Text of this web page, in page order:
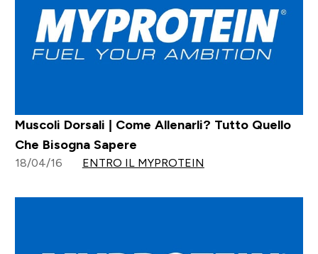
Muscoli Dorsali | Come Allenarli? Tutto Quello
Che Bisogna Sapere
18/04/16 ENTRO IL MYPROTEIN